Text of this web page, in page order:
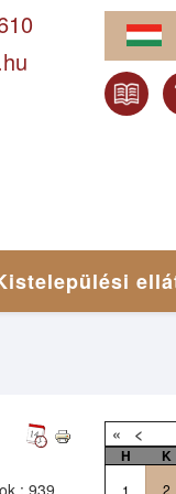
: 939
« <
H K
1 2